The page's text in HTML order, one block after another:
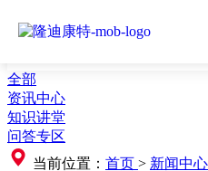
全部
资讯中心
知识讲堂
问答专区
当前位置： 首页 > 新闻中心